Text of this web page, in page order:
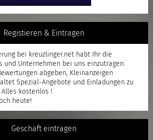
Registieren & Eintragen
bei kreuzlinger.net habt Ihr die
und Unternehmen bei uns einzutragen.
abgeben, Kleinanzeigen
Spezial-Angebote und Einladungen zu
kostenlos !
heute!
Geschäft eintragen